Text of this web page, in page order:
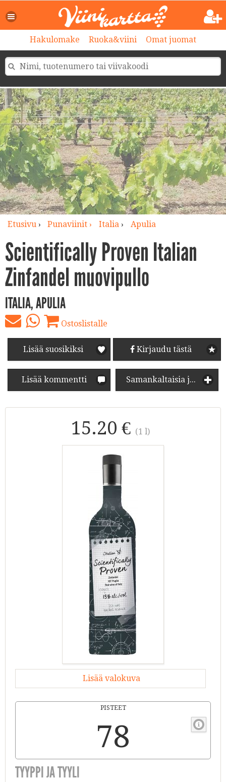
Hakulomake Ruoka&viini Omat juomat
Etusivu› Punaviinit › Italia› Apulia
Scientifically Proven Italian
Zinfandel muovipullo
ITALIA, APULIA
Ostoslistalle
Lisää suosikiksi Kirjaudu tästä
Lisää kommentti Samankaltaisia juomia
15.20 € (1 l)
Lisää valokuva
PISTEET
78
TYYPPI JA TYYLI